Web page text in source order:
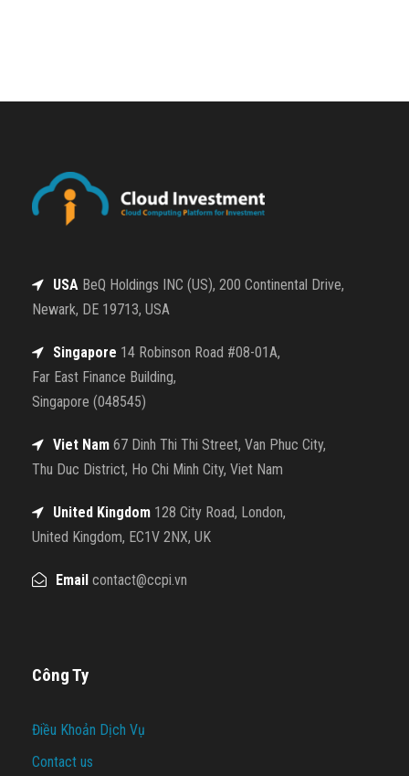
USA BeQ Holdings INC (US), 200 Continental Drive,
Newark, DE 19713, USA
Singapore 14 Robinson Road #08-01A,
Far East Finance Building,
Singapore (048545)
Viet Nam 67 Dinh Thi Thi Street, Van Phuc City,
Thu Duc District, Ho Chi Minh City, Viet Nam
United Kingdom 128 City Road, London,
United Kingdom, EC1V 2NX, UK
Email contact@ccpi.vn
Công Ty
Điều Khoản Dịch Vụ
Contact us